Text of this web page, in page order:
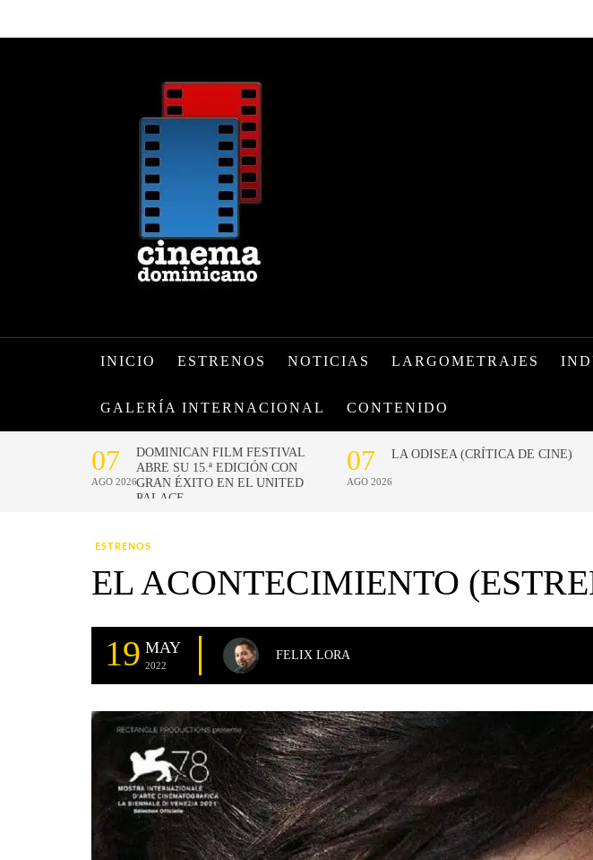
INICIO ESTRENOS NOTICIAS LARGOMETRAJES
GALERÍA INTERNACIONAL CONTENIDO
ESTRENOS
EL ACONTECIMIENTO
19 MAY
2022
FELIX LORA